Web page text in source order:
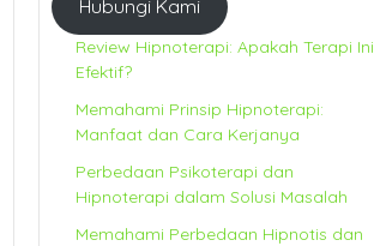
Hubungi Kami
Review Hipnoterapi: Apakah Terapi Ini
Efektif?
Memahami Prinsip Hipnoterapi:
Manfaat dan Cara Kerjanya
Perbedaan Psikoterapi dan
Hipnoterapi dalam Solusi Masalah
Memahami Perbedaan Hipnotis dan